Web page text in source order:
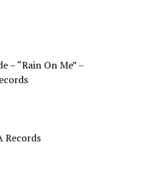
– “Rain On Me” –
Records